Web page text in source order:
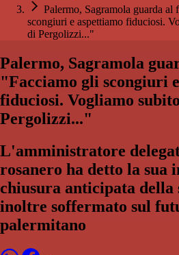
Palermo, Sagramola guarda
scongiuri e aspettiamo fiduciosi.
di Pergolizzi..."
Palermo, Sagramola
"Facciamo gli scongiuri
fiduciosi. Vogliamo
Pergolizzi..."
L'amministratore
rosanero ha detto la sua
chiusura anticipata della
inoltre soffermato sul
palermitano